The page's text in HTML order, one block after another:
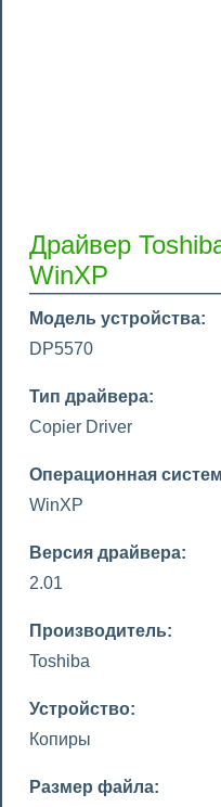
Драйвер
WinXP
Модель устройства:
DP5570
Тип драйвера:
Copier Driver
Операционная
WinXP
Версия драйвера:
2.01
Производитель:
Toshiba
Устройство:
Копиры
Размер файла: